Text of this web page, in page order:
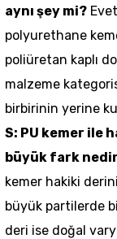
aynı şey mi?
polyurethane
poliüretan kaplı
malzeme
birbirinin yerine
S: PU kemer ile
büyük fark
kemer hakiki
büyük partilerde
deri ise doğal